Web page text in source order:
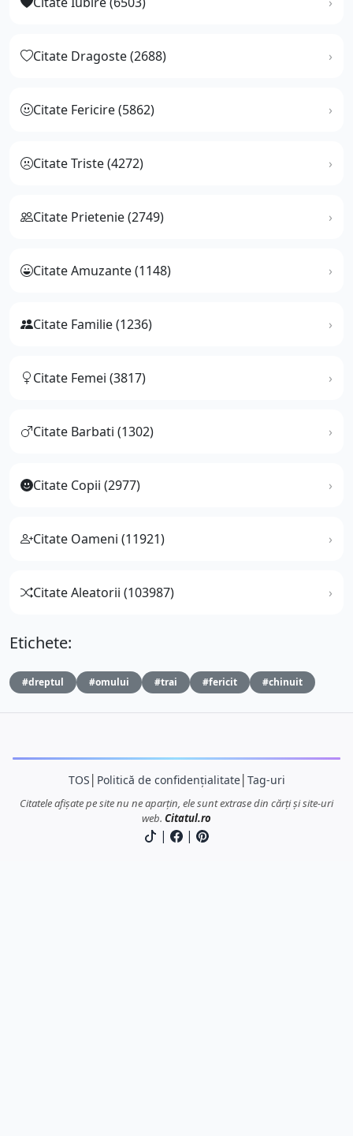
Citate Dragoste (2688)
Citate Fericire (5862)
Citate Triste (4272)
Citate Prietenie (2749)
Citate Amuzante (1148)
Citate Familie (1236)
Citate Femei (3817)
Citate Barbati (1302)
Citate Copii (2977)
Citate Oameni (11921)
Citate Aleatorii (103987)
Etichete:
#dreptul #omului #trai #fericit #chinuit
TOS Politică de confidențialitate│ Tag-uri
Citatele afișate pe site nu ne aparțin, ele sunt extrase din cărți și site-uri
web. Citatul.ro
| |